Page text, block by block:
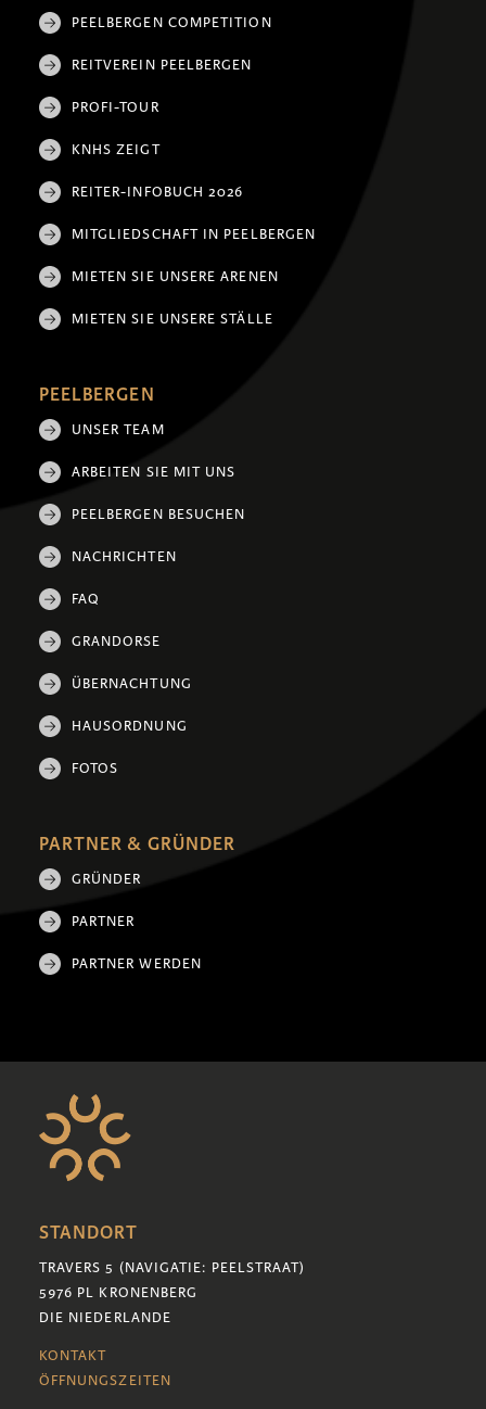
PEELBERGEN COMPETITION
REITVEREIN PEELBERGEN
PROFI-TOUR
KNHS ZEIGT
REITER-INFOBUCH 2026
MITGLIEDSCHAFT IN PEELBERGEN
MIETEN SIE UNSERE ARENEN
MIETEN SIE UNSERE STÄLLE
PEELBERGEN
UNSER TEAM
ARBEITEN SIE MIT UNS
PEELBERGEN BESUCHEN
NACHRICHTEN
FAQ
GRANDORSE
ÜBERNACHTUNG
HAUSORDNUNG
FOTOS
PARTNER & GRÜNDER
GRÜNDER
PARTNER
PARTNER WERDEN
STANDORT
TRAVERS 5 (NAVIGATIE: PEELSTRAAT)
5976 PL KRONENBERG
DIE NIEDERLANDE
KONTAKT
ÖFFNUNGSZEITEN